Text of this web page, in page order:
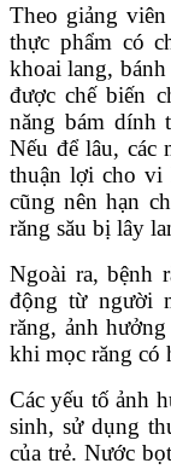
Theo giảng
thực phẩm có
khoai lang,
được chế biến
năng bám dính
Nếu để lâu, các
thuận lợi cho vi
cũng nên hạn
răng său bị lây
Ngoài ra, bệnh
động từ người
răng, ảnh
khi mọc răng có
Các yếu tố ảnh
sinh, sử dụng
của trẻ. Nước